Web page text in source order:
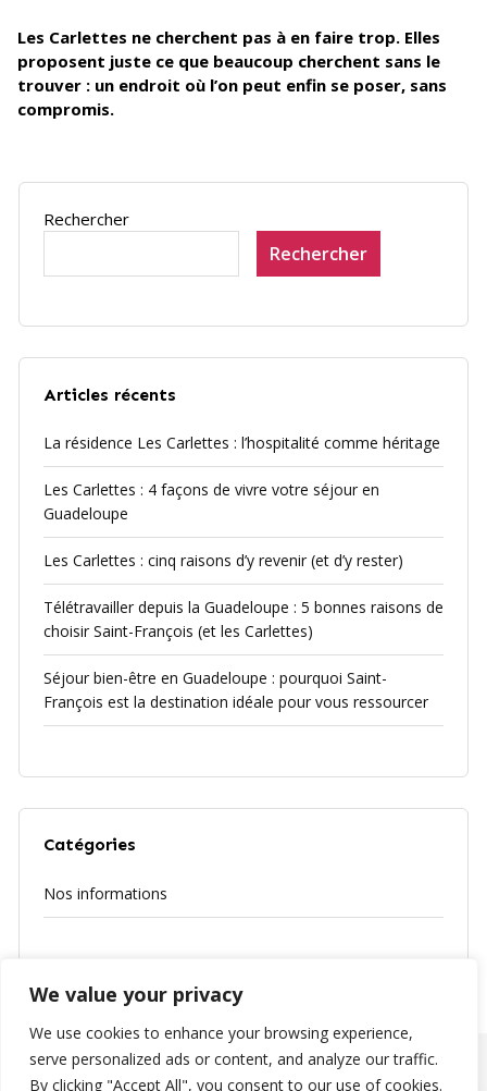
We value your privacy
We use cookies to enhance your browsing experience,
serve personalized ads or content, and analyze our traffic.
By clicking "Accept All", you consent to our use of cookies.
Les Carlettes ne cherchent pas à en faire trop. Elles
proposent juste ce que beaucoup cherchent sans le
trouver : un endroit où l’on peut enfin se poser, sans
compromis.
Rechercher
Rechercher
Articles récents
La résidence Les Carlettes : l’hospitalité comme héritage
Les Carlettes : 4 façons de vivre votre séjour en
Guadeloupe
Les Carlettes : cinq raisons d’y revenir (et d’y rester)
Télétravailler depuis la Guadeloupe : 5 bonnes raisons de
choisir Saint-François (et les Carlettes)
Séjour bien-être en Guadeloupe : pourquoi Saint-
François est la destination idéale pour vous ressourcer
Catégories
Nos informations
Copyright © 2025 Les Carlettes. Réalisé avecSilpay.